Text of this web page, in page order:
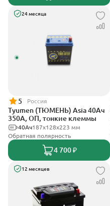
24 месяца
5 Россия
Tyumen (ТЮМЕНЬ) Asia 40Ач
350А, ОП, тонкие клеммы
187х128х223 мм
40Ач
Обратная полярность
4 700 ₽
12 месяцев